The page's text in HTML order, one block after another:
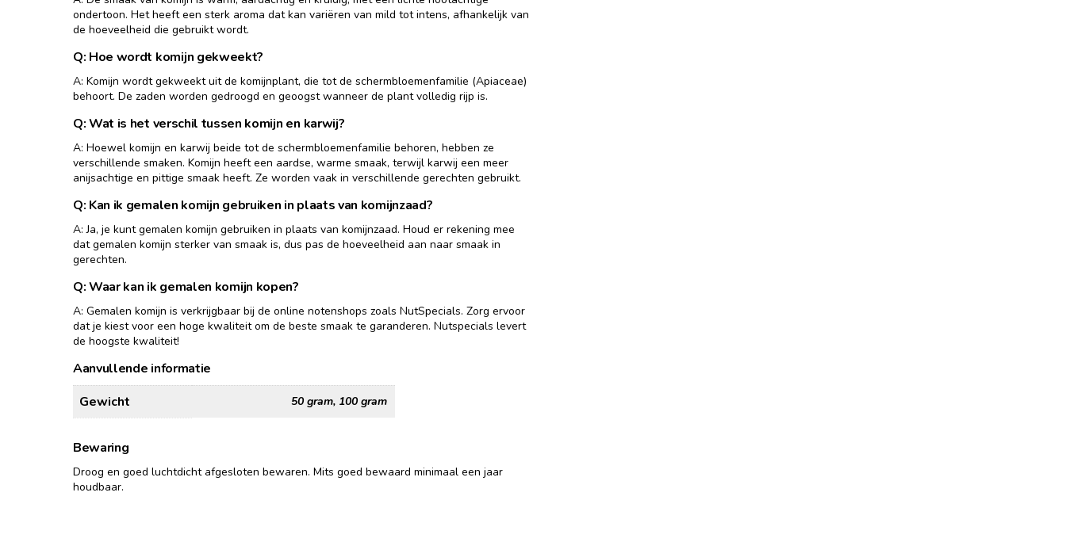
ondertoon. Het heeft een sterk aroma dat kan variëren van mild tot intens, afhankelijk van
de hoeveelheid die gebruikt wordt.
Q: Hoe wordt komijn gekweekt?
A: Komijn wordt gekweekt uit de komijnplant, die tot de schermbloemenfamilie (Apiaceae)
behoort. De zaden worden gedroogd en geoogst wanneer de plant volledig rijp is.
Q: Wat is het verschil tussen komijn en karwij?
A: Hoewel komijn en karwij beide tot de schermbloemenfamilie behoren, hebben ze
verschillende smaken. Komijn heeft een aardse, warme smaak, terwijl karwij een meer
anijsachtige en pittige smaak heeft. Ze worden vaak in verschillende gerechten gebruikt.
Q: Kan ik gemalen komijn gebruiken in plaats van komijnzaad?
A: Ja, je kunt gemalen komijn gebruiken in plaats van komijnzaad. Houd er rekening mee
dat gemalen komijn sterker van smaak is, dus pas de hoeveelheid aan naar smaak in
gerechten.
Q: Waar kan ik gemalen komijn kopen?
A: Gemalen komijn is verkrijgbaar bij de online notenshops zoals NutSpecials. Zorg ervoor
dat je kiest voor een hoge kwaliteit om de beste smaak te garanderen. Nutspecials levert
de hoogste kwaliteit!
Aanvullende informatie
Gewicht
50 gram, 100 gram
Bewaring
Droog en goed luchtdicht afgesloten bewaren. Mits goed bewaard minimaal een jaar
houdbaar.